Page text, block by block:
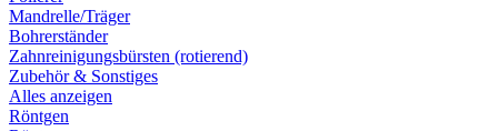
Mandrelle/Träger
Bohrerständer
Zahnreinigungsbürsten (rotierend)
Zubehör & Sonstiges
Alles anzeigen
Röntgen